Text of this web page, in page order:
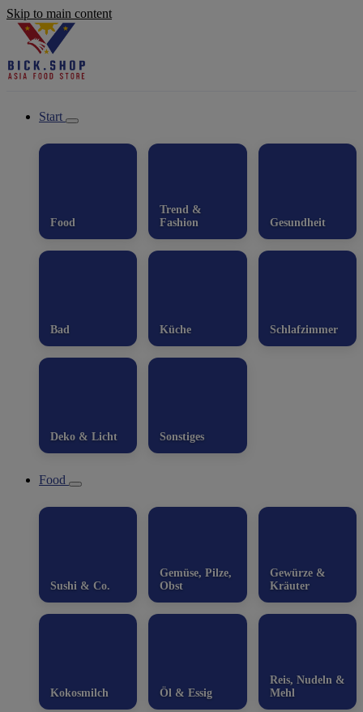
Skip to main content
Start
Food
Trend &
Fashion
Gesundheit
Bad Küche Schlafzimmer
Deko & Licht Sonstiges
Food
Sushi & Co.
Gemüse, Pilze,
Obst
Gewürze &
Kräuter
Kokosmilch Öl & Essig
Reis, Nudeln &
Mehl